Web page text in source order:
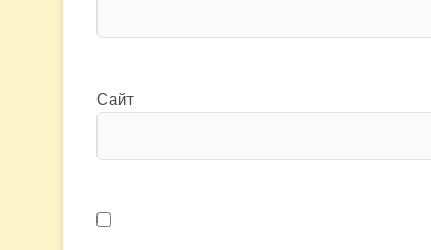
Сайт